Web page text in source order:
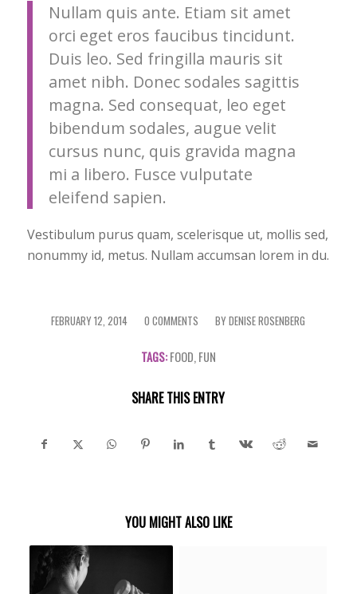
Nullam quis ante. Etiam sit amet
orci eget eros faucibus tincidunt.
Duis leo. Sed fringilla mauris sit
amet nibh. Donec sodales sagittis
magna. Sed consequat, leo eget
bibendum sodales, augue velit
cursus nunc, quis gravida magna
mi a libero. Fusce vulputate
eleifend sapien.
Vestibulum purus quam, scelerisque ut, mollis sed,
nonummy id, metus. Nullam accumsan lorem in du.
FEBRUARY 12, 2014
/ 0 COMMENTS
/ BYDENISE ROSENBERG
TAGS:FOOD, FUN
SHARE THIS ENTRY
YOU MIGHT ALSO LIKE